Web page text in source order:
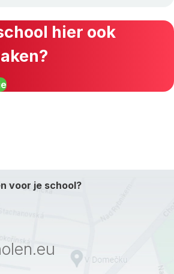
hier ook
voor je school?